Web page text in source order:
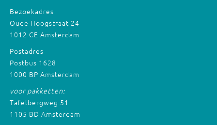
Bezoekadres
Oude Hoogstraat 24
1012 CE Amsterdam
Postadres
Postbus 1628
1000 BP Amsterdam
voor pakketten:
Tafelbergweg 51
1105 BD Amsterdam